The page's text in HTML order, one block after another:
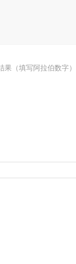
果（填写阿拉伯数字